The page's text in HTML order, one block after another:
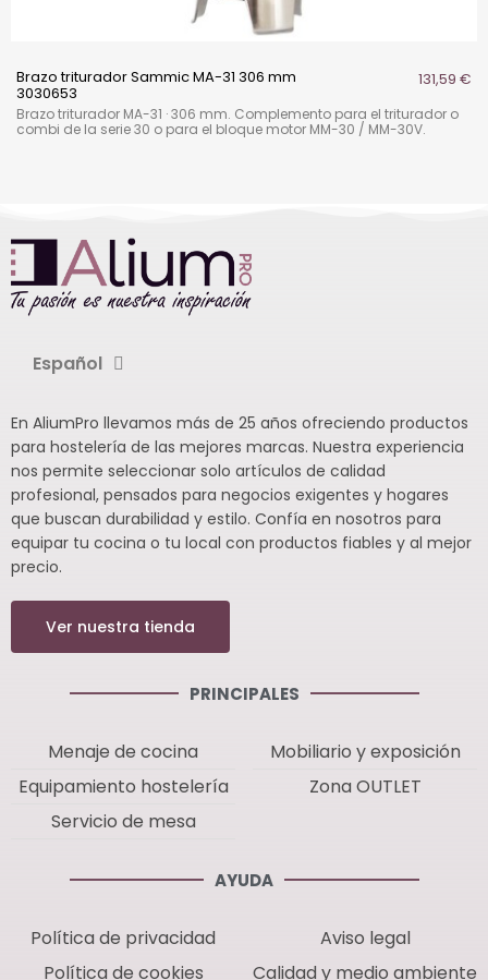
Brazo triturador Sammic MA-31 306 mm
3030653
131,59 €
Brazo triturador MA-31 · 306 mm. Complemento para el triturador o
combi de la serie 30 o para el bloque motor MM-30 / MM-30V.
Español
En AliumPro llevamos más de 25 años ofreciendo productos
para hostelería de las mejores marcas. Nuestra experiencia
nos permite seleccionar solo artículos de calidad
profesional, pensados para negocios exigentes y hogares
que buscan durabilidad y estilo. Confía en nosotros para
equipar tu cocina o tu local con productos fiables y al mejor
precio.
Ver nuestra tienda
PRINCIPALES
Menaje de cocina
Equipamiento hostelería
Servicio de mesa
Mobiliario y exposición
Zona OUTLET
AYUDA
Política de privacidad
Política de cookies
Aviso legal
Calidad y medio ambiente